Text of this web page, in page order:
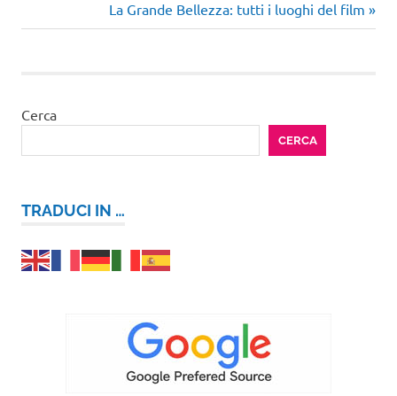
articoli
Articolo
successivo:
La Grande Bellezza: tutti i luoghi del film
Cerca
CERCA
TRADUCI IN …